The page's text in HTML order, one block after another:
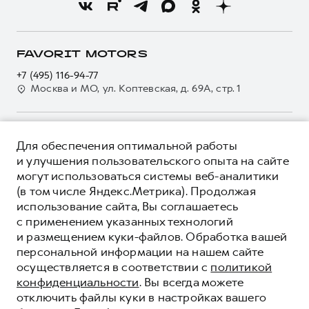
Для малого бизнеса
Система управления автопарком GWM Fleet
Сервис для корпоративных клиентов
HAVAL Лизинг
Автомобильные аксессуары
Коллекция PRO
Коллекция Базовая
Коллекция Детская
Программа «Помощь на дороге»
Электронный ПТС
GWM Безопасность
Мобильное приложение GWM
Программа «HAVAL Защита+»
Руководства по эксплуатации
Подписки
Автомобильные аксессуары
Коллекция PRO
Коллекция Базовая
Коллекция Детская
О GWM
О дилере
Наша команда
Контакты
FAVORIT MOTORS
+7 (495) 116-94-77
Москва и МО, ул. Коптевская, д. 69А, стр. 1
ЦЕНЫ И ВЫГОДЫ
ЮРИДИЧЕСКАЯ ИНФОРМАЦИЯ
Вся представленная на сайте информация, касающаяся
автомобилей и сервисного обслуживания, носит
информационный характер и не является публичной офертой.
Все цены, указанные на данном сайте, носят информационный
характер и являются максимально рекомендуемыми
розничными ценами по расчетам дистрибьютора (ООО «Грейт
Волл Мотор Рус»). Для получения подробной информации
просьба обращаться к ближайшему официальному дилеру ООО
****На некоторых автомобилях HAVAL может отсутствовать
система / устройство вызова экстренных оперативных служб
(блок ЭРА-ГЛОНАСС).
Показать все
© 2026 ООО «Грейт Волл Мотор Рус»
Для обеспечения оптимальной работы
и улучшения пользовательского опыта на сайте
могут использоваться системы веб-аналитики
(в том числе Яндекс.Метрика). Продолжая
использование сайта, Вы соглашаетесь
с применением указанных технологий
и размещением куки-файлов. Обработка вашей
персональной информации на нашем сайте
осуществляется в соответствии с политикой
конфиденциальности. Вы всегда можете
отключить файлы куки в настройках вашего